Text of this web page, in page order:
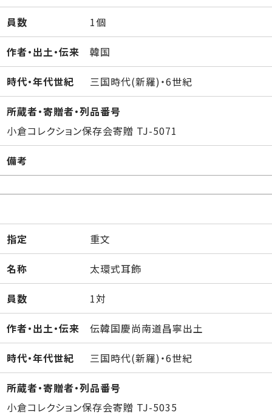
員数 1個
作者・出土・伝来 韓国
時代・年代世紀 三国時代(新羅)・6世紀
所蔵者・寄贈者・列品番号
小倉コレクション保存会寄贈 TJ-5071
備考
指定 重文
名称 太環式耳飾
員数 1対
作者・出土・伝来 伝韓国慶尚南道昌寧出土
時代・年代世紀 三国時代(新羅)・6世紀
所蔵者・寄贈者・列品番号
小倉コレクション保存会寄贈 TJ-5035